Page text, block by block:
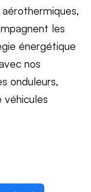
les
énergétique
nos
onduleurs,
véhicules